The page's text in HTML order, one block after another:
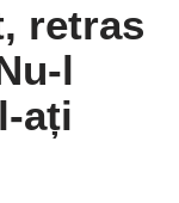
retras
l
ați